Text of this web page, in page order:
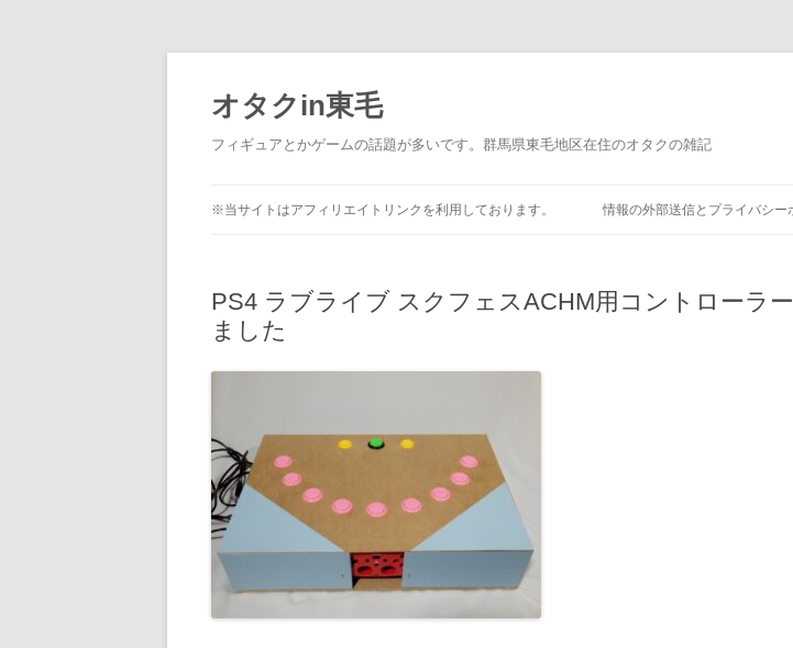
ン
ツ
へ
ス
オタクin東毛
フィギュアとかゲームの話題が多いです。群馬県東毛地区在住のオタクの雑記
※当サイトはアフィリエイトリンクを利用しております。 情報の外部送信とプライバシー
PS4 ラブライブ スクフェスACHM用コントローラ
ました